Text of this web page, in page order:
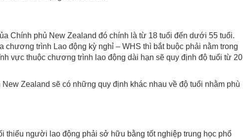
Chính phủ New Zealand đó chính là từ 18 tuổi đến dưới 55 tuổi.
chương trình Lao động kỳ nghỉ – WHS thì bắt buộc phải nằm trong
vực thuộc chương trình lao động dài hạn sẽ quy định độ tuổi từ 20
Zealand sẽ có những quy định khác nhau về độ tuổi nhằm phù
thiểu người lao động phải sở hữu bằng tốt nghiệp trung học phổ